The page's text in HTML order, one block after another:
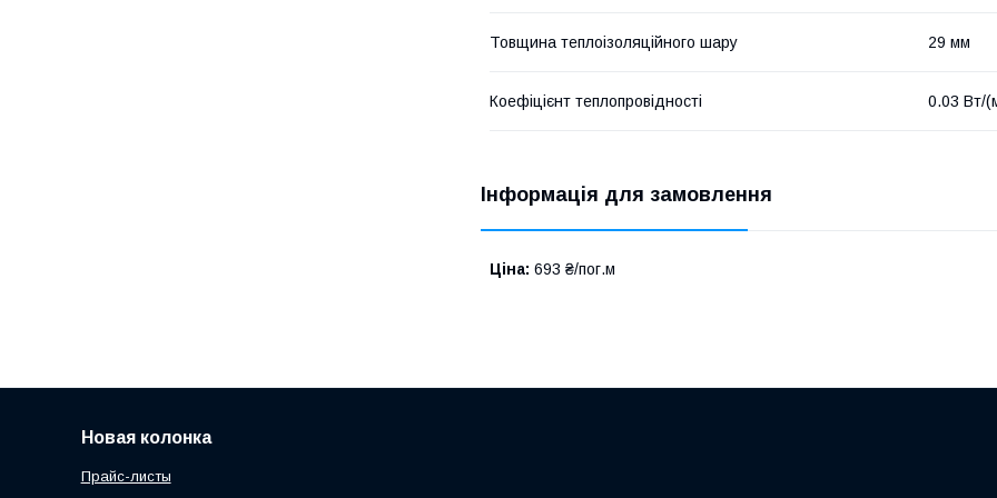
Товщина теплоізоляційного шару 29 мм
Коефіцієнт теплопровідності 0.03 Вт/
Інформація для замовлення
Ціна: 693 ₴/пог.м
Новая колонка
Прайс-листы